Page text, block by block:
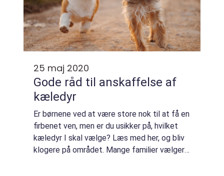
25 maj 2020
Gode råd til anskaffelse af
kæledyr
Er børnene ved at være store nok til at få en
firbenet ven, men er du usikker på, hvilket
kæledyr I skal vælge? Læs med her, og bliv
klogere på området. Mange familier vælger